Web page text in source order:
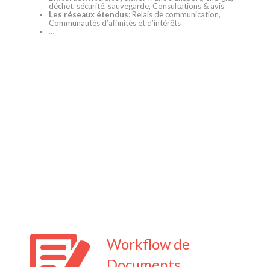
déchet, sécurité, sauvegarde, Consultations & avis
Les réseaux étendus: Relais de communication,
Communautés d’affinités et d’intérêts
…
Workflow de